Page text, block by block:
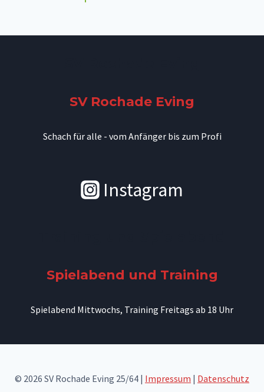
SV Rochade Eving
Schach für alle - vom Anfänger bis zum Profi
Instagram
Spielabend und Training
Spielabend Mittwochs, Training Freitags ab 18 Uhr
© 2026 SV Rochade Eving 25/64 | Impressum | Datenschutz